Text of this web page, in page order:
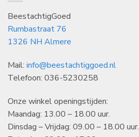
BeestachtigGoed
Rumbastraat 76
1326 NH Almere
Mail: info@beestachtiggoed.nl
Telefoon: 036-5230258
Onze winkel openingstijden:
Maandag: 13.00 – 18.00 uur.
Dinsdag – Vrijdag: 09.00 – 18.00 uur.